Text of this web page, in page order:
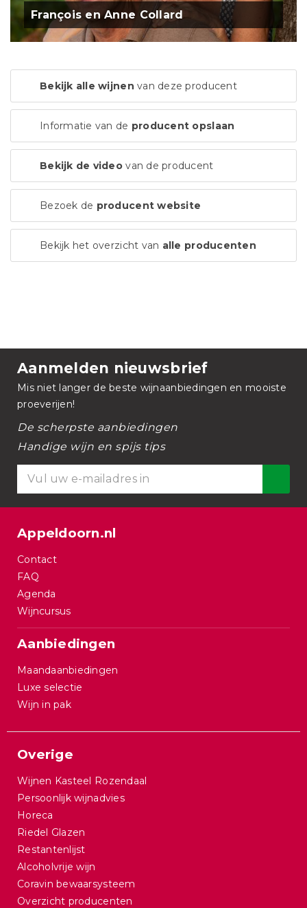
François en Anne Collard
Bekijk alle wijnen van deze producent
Informatie van de producent opslaan
Bekijk de video van de producent
Bezoek de producent website
Bekijk het overzicht van alle producenten
Aanmelden nieuwsbrief
Mis niet langer de beste wijnaanbiedingen en mooiste
proeverijen!
De scherpste aanbiedingen
Handige wijn en spijs tips
Appeldoorn.nl
Contact
FAQ
Agenda
Wijncursus
Aanbiedingen
Maandaanbiedingen
Luxe selectie
Wijn in pak
Overige
Wijnen Kasteel Rozendaal
Persoonlijk wijnadvies
Horeca
Riedel Glazen
Restantenlijst
Alcoholvrije wijn
Coravin bewaarsysteem
Overzicht producenten